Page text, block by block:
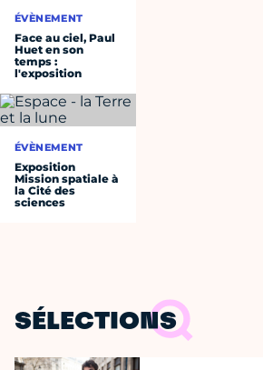
ÉVÈNEMENT
Face au ciel, Paul
Huet en son
temps :
l'exposition
ÉVÈNEMENT
Exposition
Mission spatiale à
la Cité des
sciences
SÉLECTIONS